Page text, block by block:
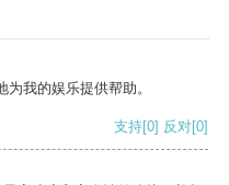
我的娱乐提供帮助。
支持[0] 反对[0]